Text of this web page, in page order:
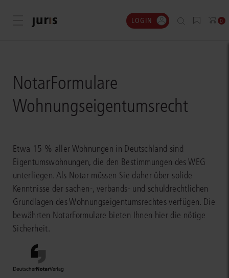
Menü öffnen LOGIN 0
NotarFormulare
Wohnungseigentumsrecht
Etwa 15 % aller Wohnungen in Deutschland sind
Eigentumswohnungen, die den Bestimmungen des WEG
unterliegen. Als Notar müssen Sie daher über solide
Kenntnisse der sachen-, verbands- und schuldrechtlichen
Grundlagen des Wohnungseigentumsrechtes verfügen. Die
bewährten NotarFormulare bieten Ihnen hier die nötige
Sicherheit.